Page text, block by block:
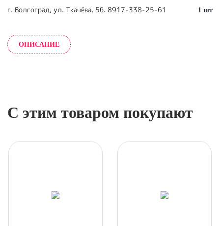
г. Волгоград, ул. Ткачёва, 5б. 8917-338-25-61 1 шт
ОПИСАНИЕ
С этим товаром покупают